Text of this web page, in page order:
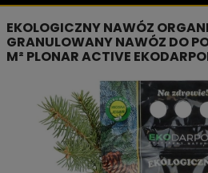
EKOLOGICZNY NAWÓZ
GRANULOWANY NAWÓZ DO
M² PLONAR ACTIVE